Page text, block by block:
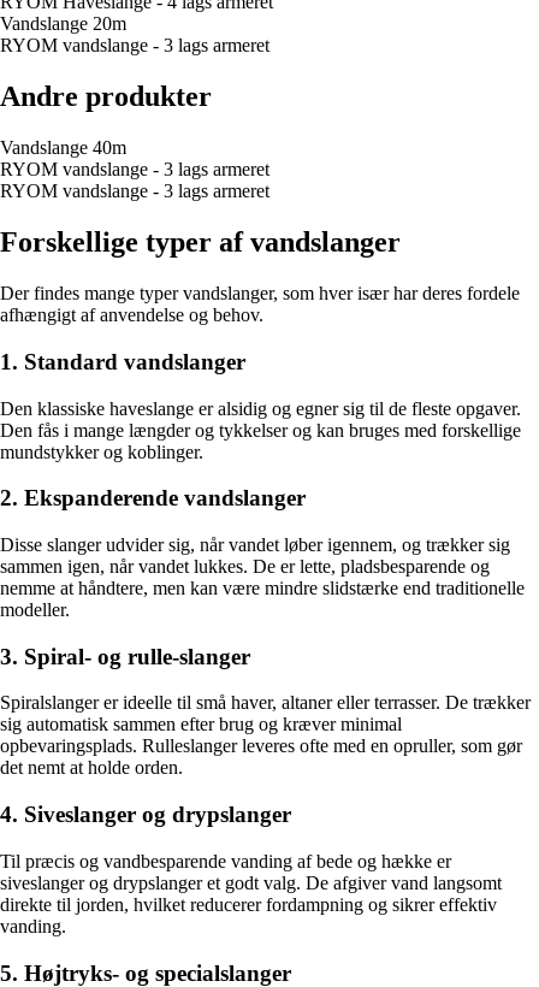
Vandslange 20m
RYOM vandslange - 3 lags armeret
Andre produkter
Vandslange 40m
RYOM vandslange - 3 lags armeret
RYOM vandslange - 3 lags armeret
Forskellige typer af vandslanger
Der findes mange typer vandslanger, som hver især har deres fordele
afhængigt af anvendelse og behov.
1. Standard vandslanger
Den klassiske haveslange er alsidig og egner sig til de fleste opgaver.
Den fås i mange længder og tykkelser og kan bruges med forskellige
mundstykker og koblinger.
2. Ekspanderende vandslanger
Disse slanger udvider sig, når vandet løber igennem, og trækker sig
sammen igen, når vandet lukkes. De er lette, pladsbesparende og
nemme at håndtere, men kan være mindre slidstærke end traditionelle
modeller.
3. Spiral- og rulle-slanger
Spiralslanger er ideelle til små haver, altaner eller terrasser. De trækker
sig automatisk sammen efter brug og kræver minimal
opbevaringsplads. Rulleslanger leveres ofte med en opruller, som gør
det nemt at holde orden.
4. Siveslanger og drypslanger
Til præcis og vandbesparende vanding af bede og hække er
siveslanger og drypslanger et godt valg. De afgiver vand langsomt
direkte til jorden, hvilket reducerer fordampning og sikrer effektiv
vanding.
5. Højtryks- og specialslanger